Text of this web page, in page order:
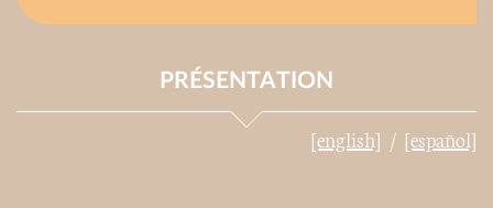
PRÉSENTATION
[english] [español]